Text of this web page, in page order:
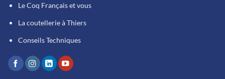
Le Coq Français et vous
La coutellerie à Thiers
Conseils Techniques